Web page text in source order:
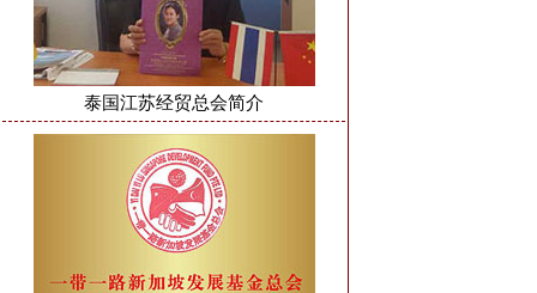
泰国江苏经贸总会简介